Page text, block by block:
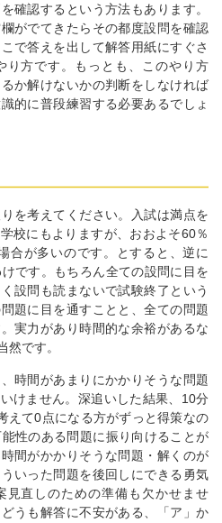
確認するという方法もあります。
がでてきたらその都度設問を確認
で答えを出して解答用紙にすぐさ
り方です。もっとも、このやり方
か解けないかの判断をしなければ
的に普段練習する必要あるでしょ
を考えてください。入試は満点を
校にもよりますが、おおよそ60％
合が多いのです。とすると、逆に
です。もちろん全ての設問に目を
設問も読まないで試験終了という
題に目を通すことと、全ての問題
実力があり時間的な余裕があるな
然です。
時間があまりにかかりそうな問題
けません。深追いした結果、10分
えて0点になる方がずっと得策なの
性のある問題に振り向けることが
間がかかりそうな問題・解くのが
いった問題を後回しにできる勇気
見直しのための準備も欠かせませ
うも解答に不安がある、「ア」か